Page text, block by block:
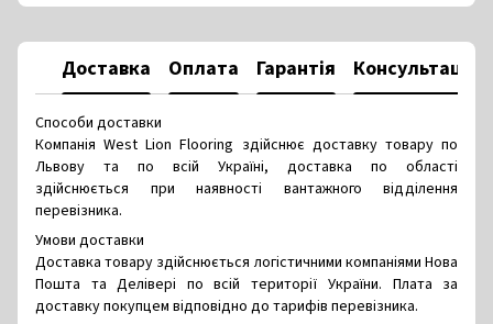
Доставка Оплата Гарантія Консультація
Способи доставки
Компанія West Lion Flooring здійснює доставку товару по
Львову та по всій Україні, доставка по області
здійснюється при наявності вантажного відділення
перевізника.
Умови доставки
Доставка товару здійснюється логістичними компаніями Нова
Пошта та Делівері по всій території України. Плата за
доставку покупцем відповідно до тарифів перевізника.